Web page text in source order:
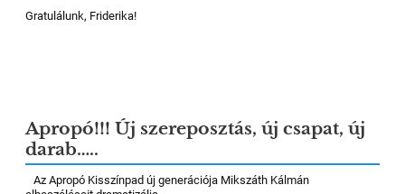
Gratulálunk, Friderika!
Apropó!!! Új szereposztás, új csapat, új
darab…..
Az Apropó Kisszínpad új generációja Mikszáth Kálmán